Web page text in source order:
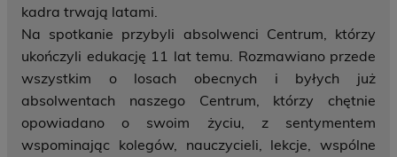
kadra trwają latami.
Na spotkanie przybyli absolwenci Centrum, którzy
ukończyli edukację 11 lat temu. Rozmawiano przede
wszystkim o losach obecnych i byłych już
absolwentach naszego Centrum, którzy chętnie
opowiadano o swoim życiu, z sentymentem
wspominając kolegów, nauczycieli, lekcje, wspólne